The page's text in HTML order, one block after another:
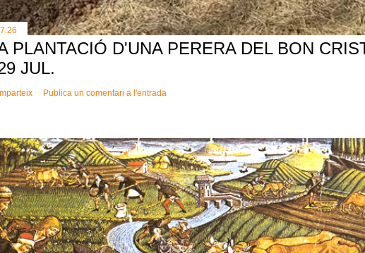
PLANTACIÓ D'UNA PERERA DEL BON
JUL.
Publica un comentari a l'entrada